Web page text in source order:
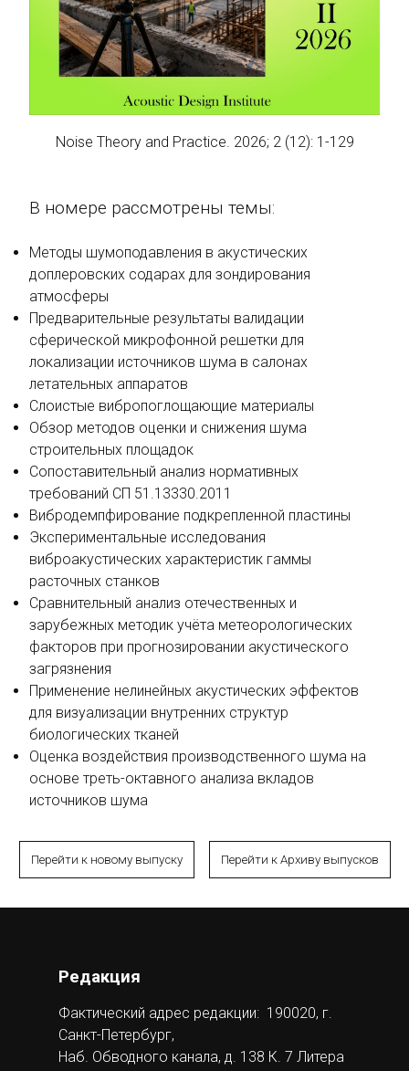
Noise Theory and Practice. 2026; 2 (12): 1-129
В номере рассмотрены темы:
Методы шумоподавления в акустических
доплеровских содарах для зондирования
атмосферы
Предварительные результаты валидации
сферической микрофонной решетки для
локализации источников шума в салонах
летательных аппаратов
Слоистые вибропоглощающие материалы
Обзор методов оценки и снижения шума
строительных площадок
Сопоставительный анализ нормативных
требований СП 51.13330.2011
Вибродемпфирование подкрепленной пластины
Экспериментальные исследования
виброакустических характеристик гаммы
расточных станков
Сравнительный анализ отечественных и
зарубежных методик учёта метеорологических
факторов при прогнозировании акустического
загрязнения
Применение нелинейных акустических эффектов
для визуализации внутренних структур
биологических тканей
Оценка воздействия производственного шума на
основе треть-октавного анализа вкладов
источников шума
Перейти к новому выпуску Перейти к Архиву выпусков
Редакция
Фактический адрес редакции: 190020, г.
Санкт-Петербург,
Наб. Обводного канала, д. 138 К. 7 Литера